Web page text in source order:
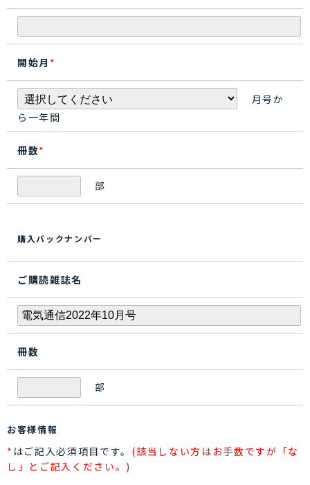
開始月 *
月号か
ら一年間
冊数*
部
購入バックナンバー
ご購読雑誌名
冊数
部
お客様情報
* はご記入必須項目です。 (該当しない方はお手数ですが「な
し」とご記入ください。)